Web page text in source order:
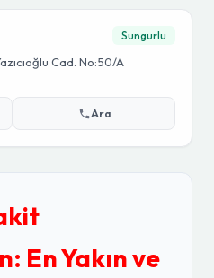
Sungurlu
Cad. No:50/A
Ara
En Yakın ve